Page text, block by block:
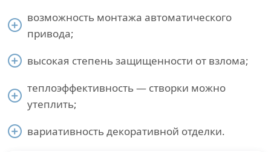
возможность монтажа автоматического
привода;
высокая степень защищенности от взлома;
теплоэффективность — створки можно
утеплить;
вариативность декоративной отделки.